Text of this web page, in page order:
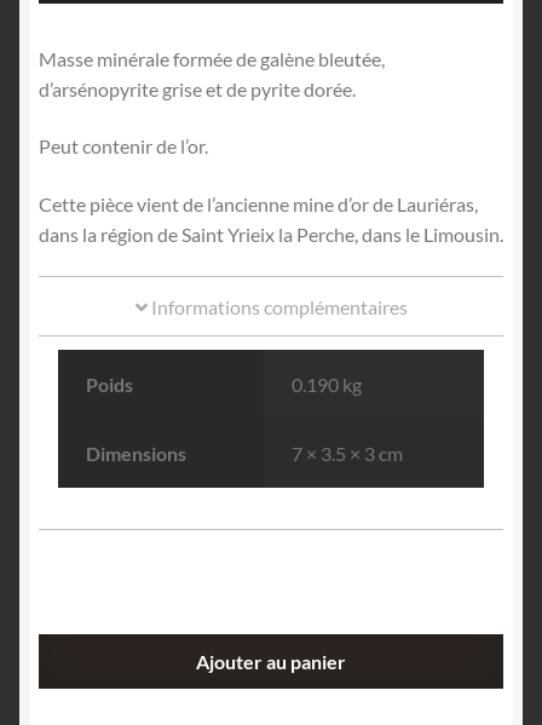
Masse minérale formée de galène bleutée,
d’arsénopyrite grise et de pyrite dorée.
Peut contenir de l’or.
Cette pièce vient de l’ancienne mine d’or de Lauriéras,
dans la région de Saint Yrieix la Perche, dans le Limousin.
Informations complémentaires
Poids 0.190 kg
Dimensions 7 × 3.5 × 3 cm
Ajouter au panier